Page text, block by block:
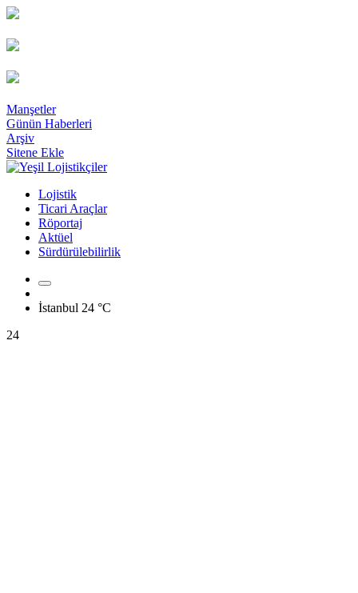
Manşetler
Günün Haberleri
Arşiv
Sitene Ekle
Lojistik
Ticari Araçlar
Röportaj
Aktüel
Sürdürülebilirlik
İstanbul 24 °C
24